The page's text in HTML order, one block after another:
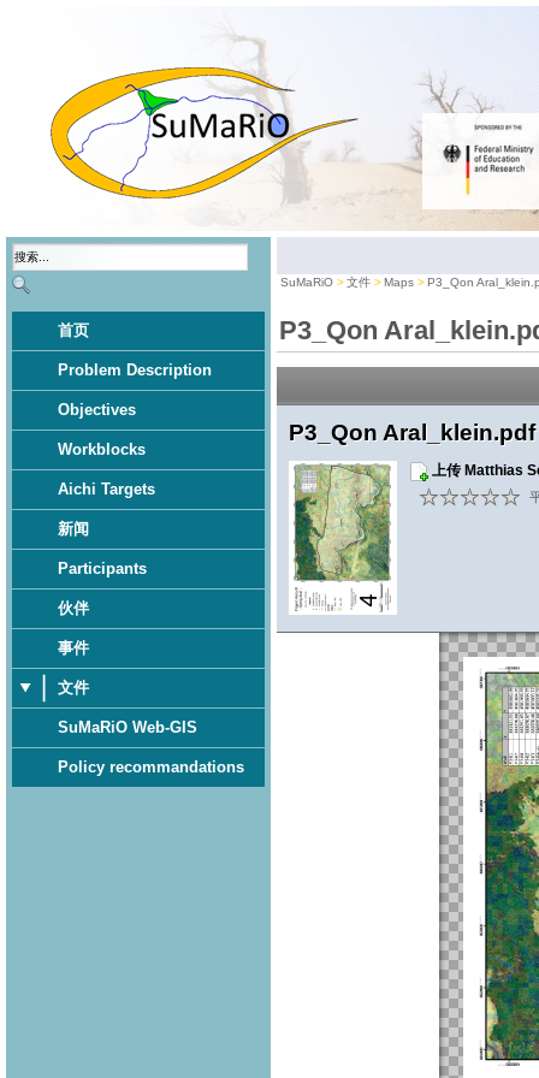
首页
Problem Description
Objectives
Workblocks
Aichi Targets
新闻
Participants
伙伴
事件
文件
SuMaRiO Web-GIS
Policy recommandations
SuMaRiO 文件 Maps P3_Qon
P3_Qon
P3_Qon Aral_klein.pdf
上传 Matthias